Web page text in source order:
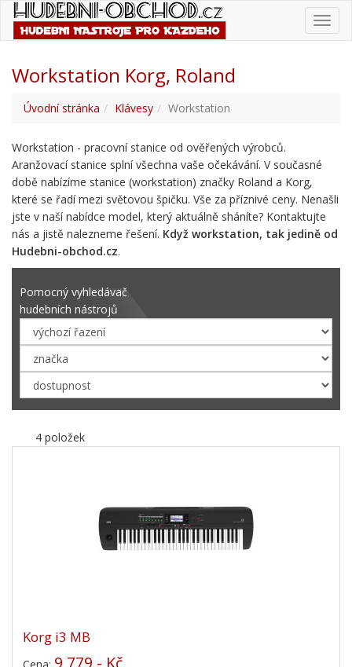
Workstation Korg, Roland
Úvodní stránka Klávesy Workstation
Workstation - pracovní stanice od ověřených výrobců.
Aranžovací stanice splní všechna vaše očekávání. V současné
době nabízíme stanice (workstation) značky Roland a Korg,
které se řadí mezi světovou špičku. Vše za příznivé ceny. Nenašli
jste v naší nabídce model, který aktuálně sháníte? Kontaktujte
nás a jistě nalezneme řešení. Když workstation, tak jedině od
Hudebni-obchod.cz.
Pomocný vyhledávač
hudebních nástrojů
4 položek
Korg i3 MB
9 779,- Kč